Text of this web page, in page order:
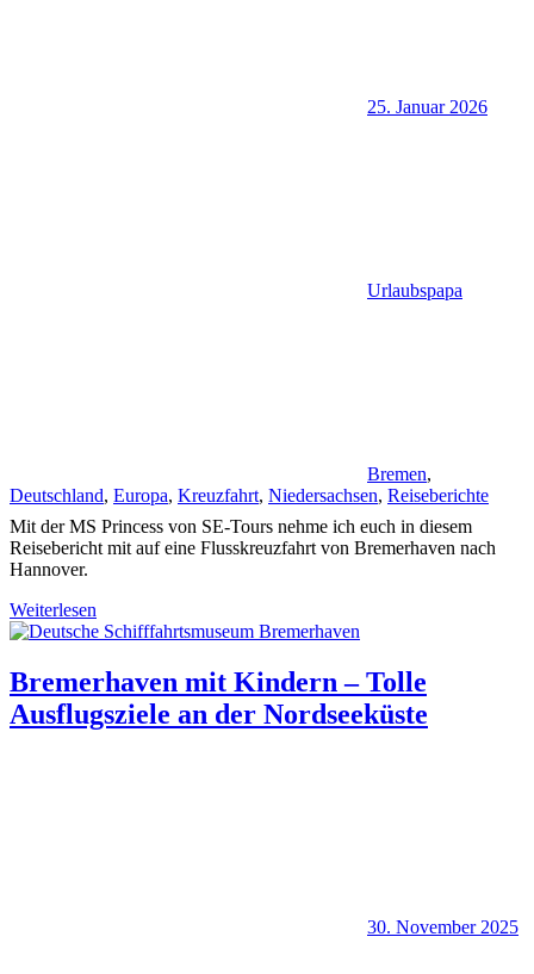
25. Januar 2026
Urlaubspapa
Bremen,
Deutschland, Europa, Kreuzfahrt, Niedersachsen, Reiseberichte
Mit der MS Princess von SE-Tours nehme ich euch in diesem
Reisebericht mit auf eine Flusskreuzfahrt von Bremerhaven nach
Hannover.
Weiterlesen
Bremerhaven mit Kindern – Tolle
Ausflugsziele an der Nordseeküste
30. November 2025